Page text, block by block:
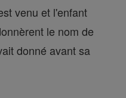
venu et l'enfant
le nom de
donné avant sa